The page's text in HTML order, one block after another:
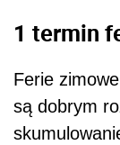
1 termin
Ferie
są dobrym